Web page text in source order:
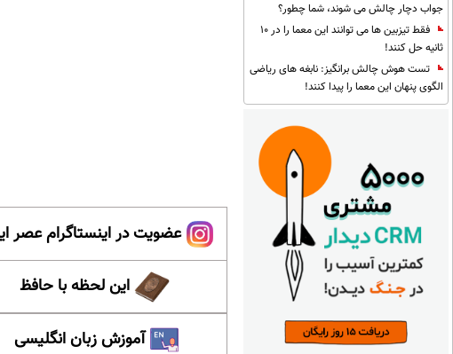
جواب دچار چالش می شوند، شما چطور؟
فقط تیزبین ها می توانند این معما را در 10
ثانیه حل کنند!
تست هوش چالش برانگیز: نابغه های ریاضی
الگوی پنهان این معما را پیدا کنند!
عضویت در اینستاگرام عصر
این لحظه با حافظ
آموزش زبان انگلیسی